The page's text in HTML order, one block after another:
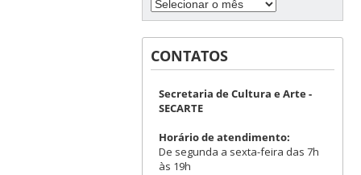
CONTATOS
Secretaria de Cultura e Arte -
SECARTE
Horário de atendimento:
De segunda a sexta-feira das 7h
às 19h